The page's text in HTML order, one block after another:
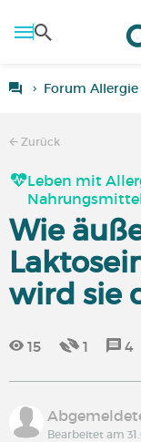
Forum
Zurück
Leben mit
Wie
wird sie
15 1 4
Bearbeitet am